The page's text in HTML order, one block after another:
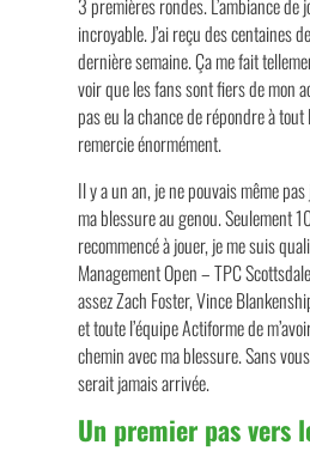
3 premières rondes. L’ambiance de
incroyable. J’ai reçu des centaines
dernière semaine. Ça me fait
voir que les fans sont fiers de mon
pas eu la chance de répondre à
remercie énormément.
Il y a un an, je ne pouvais même
ma blessure au genou. Seulement
recommencé à jouer, je me suis
Management Open – TPC
assez Zach Foster, Vince
et toute l’équipe Actiforme de
chemin avec ma blessure. Sans
serait jamais arrivée.
Un premier pas vers